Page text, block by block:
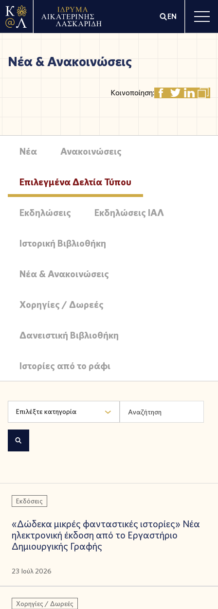
EN
Νέα & Ανακοινώσεις
Κοινοποίηση:
Νέα Ανακοινώσεις
Επιλεγμένα Δελτία Τύπου
Εκδηλώσεις Εκδηλώσεις ΙΑΛ
Ιστορική Βιβλιοθήκη
Νέα & Ανακοινώσεις
Χορηγίες / Δωρεές
Δανειστική Βιβλιοθήκη
Ιστορίες από το ράφι
Επιλέξτε κατηγορία
Εκδόσεις
«Δώδεκα μικρές φανταστικές ιστορίες» Νέα
ηλεκτρονική έκδοση από το Εργαστήριο
Δημιουργικής Γραφής
23 Ιούλ 2026
Χορηγίες / Δωρεές